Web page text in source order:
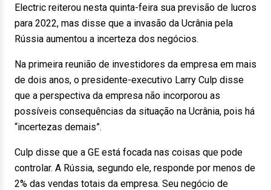
Electric reiterou nesta quinta-feira sua previsão de lucros
para 2022, mas disse que a invasão da Ucrânia pela
Rússia aumentou a incerteza dos negócios.
Na primeira reunião de investidores da empresa em mais
de dois anos, o presidente-executivo Larry Culp disse
que a perspectiva da empresa não incorporou as
possíveis consequências da situação na Ucrânia, pois há
“incertezas demais”.
Culp disse que a GE está focada nas coisas que pode
controlar. A Rússia, segundo ele, responde por menos de
2% das vendas totais da empresa. Seu negócio de